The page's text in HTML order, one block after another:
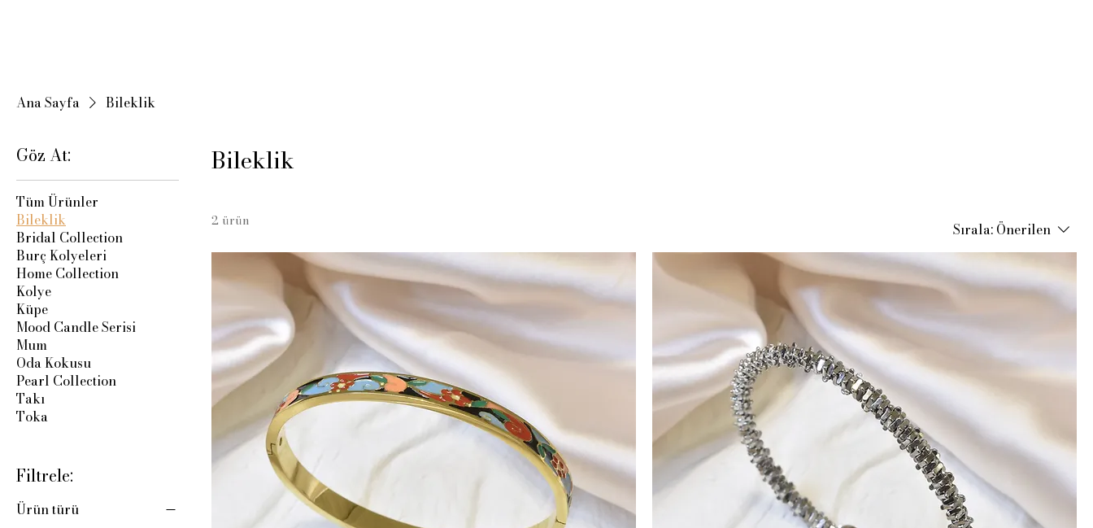
Ana Sayfa Bileklik
Göz At:
Tüm Ürünler
Bileklik
Bridal Collection
Burç Kolyeleri
Home Collection
Kolye
Küpe
Mood Candle Serisi
Mum
Oda Kokusu
Pearl Collection
Takı
Toka
Filtrele:
Ürün türü
Bileklik
2 ürün Sırala: Önerilen